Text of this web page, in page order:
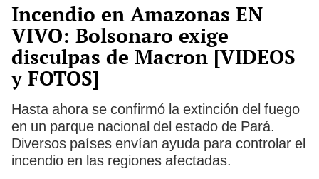
Incendio en Amazonas EN
VIVO: Bolsonaro exige
disculpas de Macron [VIDEOS
y FOTOS]
Hasta ahora se confirmó la extinción del fuego
en un parque nacional del estado de Pará.
Diversos países envían ayuda para controlar el
incendio en las regiones afectadas.